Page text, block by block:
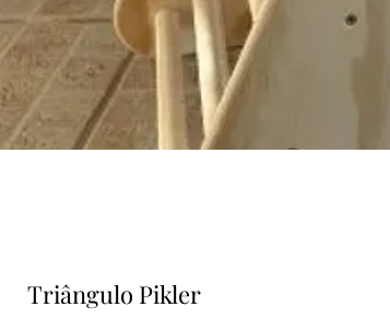
Triângulo Pikler